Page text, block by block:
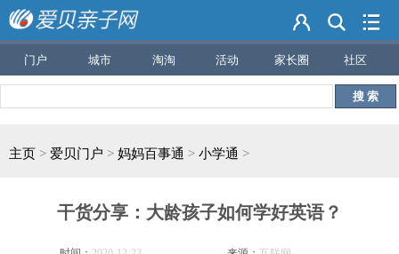
门户 城市 淘淘 活动 家长圈 社区
搜 索
主页 > 爱贝门户 > 妈妈百事通 > 小学通 >
干货分享：大龄孩子如何学好英语？